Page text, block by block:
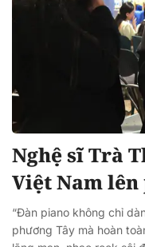
Nghệ sĩ Trà
Việt Nam
“Đàn piano không chỉ
phương Tây mà hoàn